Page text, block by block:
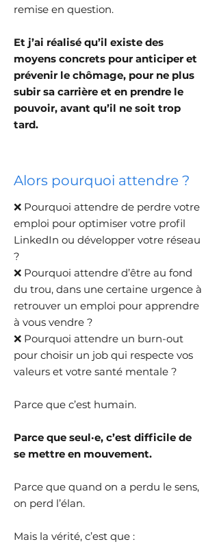
remise en question.
Et j’ai réalisé qu’il existe des
moyens concrets pour anticiper et
prévenir le chômage, pour ne plus
subir sa carrière et en prendre le
pouvoir, avant qu’il ne soit trop
tard.
​Alors pourquoi attendre ?
​❌ Pourquoi attendre de perdre votre
emploi pour optimiser votre profil
LinkedIn ou développer votre réseau
?
❌ Pourquoi attendre d’être au fond
du trou, dans une certaine urgence à
retrouver un emploi pour apprendre
à vous vendre ?
❌ Pourquoi attendre un burn-out
pour choisir un job qui respecte vos
valeurs et votre santé mentale ?
Parce que c’est humain.
Parce que seul·e, c’est difficile de
se mettre en mouvement.
Parce que quand on a perdu le sens,
on perd l’élan.
Mais la vérité, c’est que :